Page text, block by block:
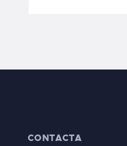
CONTACTA